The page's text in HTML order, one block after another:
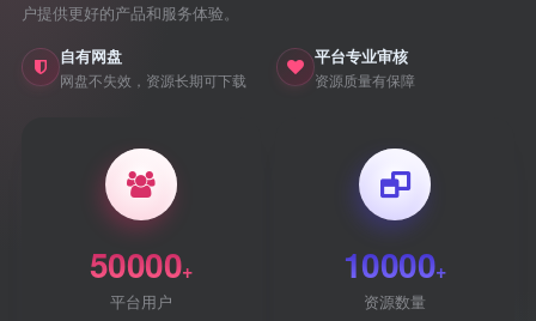
户提供更好的产品和服务体验。
自有网盘
网盘不失效，资源长期可下载
平台专业审核
资源质量有保障
50000+
平台用户
10000+
资源数量